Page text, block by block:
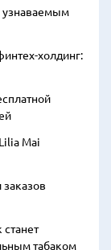
узнаваемым
холдинг:
Mai
табаком